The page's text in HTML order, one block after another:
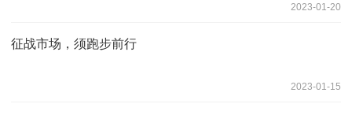
2023-01-20
征战市场，须跑步前行
2023-01-15